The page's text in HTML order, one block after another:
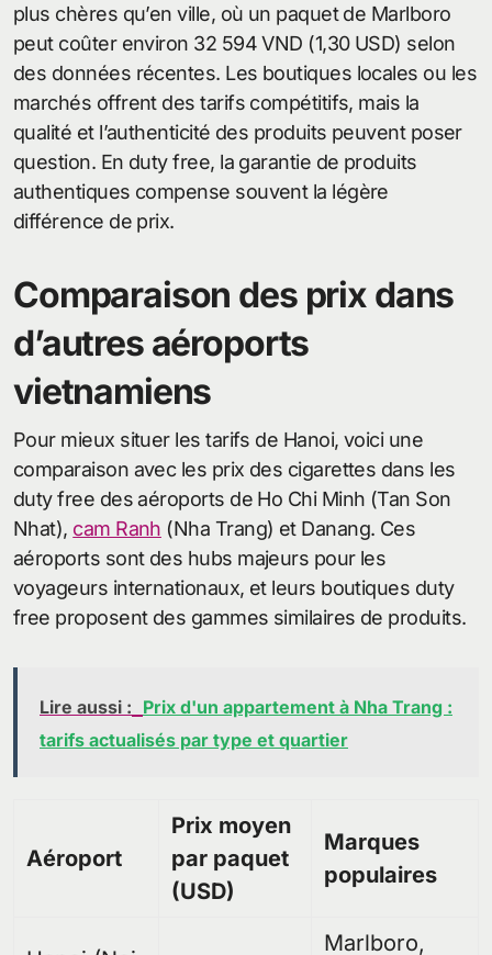
plus chères qu’en ville, où un paquet de Marlboro
peut coûter environ 32 594 VND (1,30 USD) selon
des données récentes. Les boutiques locales ou les
marchés offrent des tarifs compétitifs, mais la
qualité et l’authenticité des produits peuvent poser
question. En duty free, la garantie de produits
authentiques compense souvent la légère
différence de prix.
Comparaison des prix dans
d’autres aéroports
vietnamiens
Pour mieux situer les tarifs de Hanoi, voici une
comparaison avec les prix des cigarettes dans les
duty free des aéroports de Ho Chi Minh (Tan Son
Nhat), cam Ranh (Nha Trang) et Danang. Ces
aéroports sont des hubs majeurs pour les
voyageurs internationaux, et leurs boutiques duty
free proposent des gammes similaires de produits.
Lire aussi : Prix d'un appartement à Nha Trang :
tarifs actualisés par type et quartier
Aéroport
Prix moyen
par paquet
(USD)
Marques
populaires
Marlboro,